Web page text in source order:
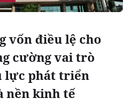
vốn điều lệ cho
cường vai trò
lực phát triển
nền kinh tế